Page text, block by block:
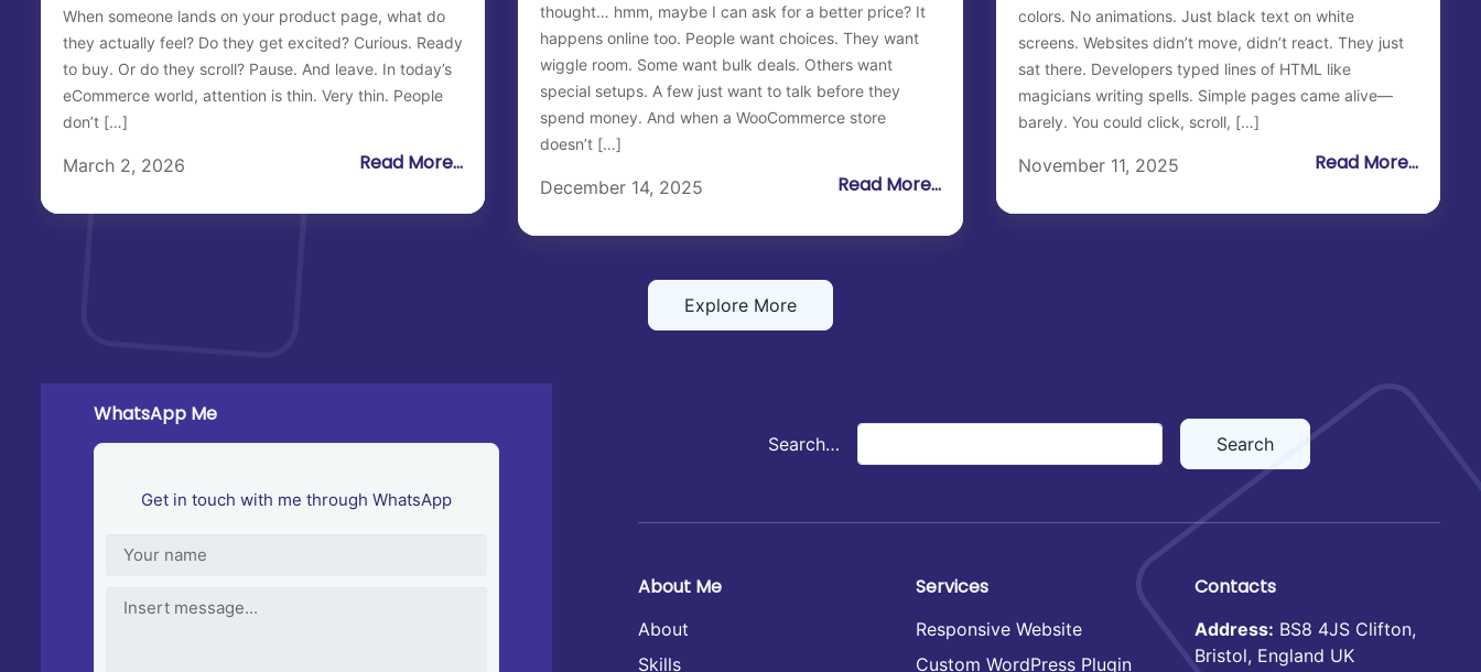
When someone lands on your product page, what do
they actually feel? Do they get excited? Curious. Ready
to buy. Or do they scroll? Pause. And leave. In today’s
eCommerce world, attention is thin. Very thin. People
don’t […]
March 2, 2026 Read More...
thought… hmm, maybe I can ask for a better price? It
happens online too. People want choices. They want
wiggle room. Some want bulk deals. Others want
special setups. A few just want to talk before they
spend money. And when a WooCommerce store
doesn’t […]
December 14, 2025 Read More...
colors. No animations. Just black text on white
screens. Websites didn’t move, didn’t react. They just
sat there. Developers typed lines of HTML like
magicians writing spells. Simple pages came alive—
barely. You could click, scroll, […]
November 11, 2025 Read More...
Explore More
WhatsApp Me
Get in touch with me through WhatsApp
Search…
About Me
About
Skills
Services
Responsive Website
Custom WordPress Plugin
Contacts
Address: BS8 4JS Clifton,
Bristol, England UK